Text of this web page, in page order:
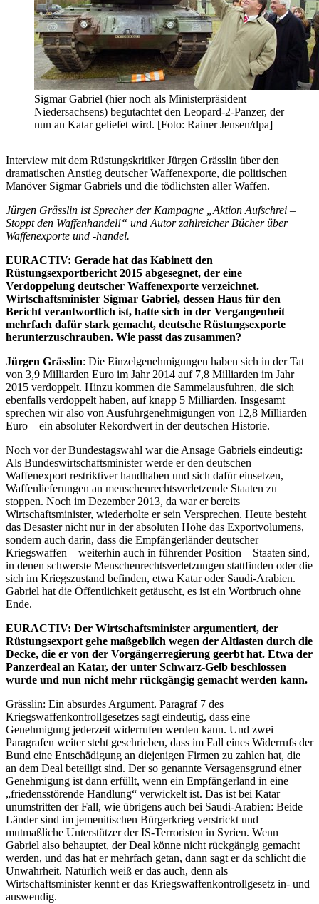
Sigmar Gabriel (hier noch als Ministerpräsident
Niedersachsens) begutachtet den Leopard-2-Panzer, der
nun an Katar geliefet wird. [Foto: Rainer Jensen/dpa]
Interview mit dem Rüstungskritiker Jürgen Grässlin über den
dramatischen Anstieg deutscher Waffenexporte, die politischen
Manöver Sigmar Gabriels und die tödlichsten aller Waffen.
Jürgen Grässlin ist Sprecher der Kampagne „Aktion Aufschrei –
Stoppt den Waffenhandel!“ und Autor zahlreicher Bücher über
Waffenexporte und -handel.
EURACTIV: Gerade hat das Kabinett den
Rüstungsexportbericht 2015 abgesegnet, der eine
Verdoppelung deutscher Waffenexporte verzeichnet.
Wirtschaftsminister Sigmar Gabriel, dessen Haus für den
Bericht verantwortlich ist, hatte sich in der Vergangenheit
mehrfach dafür stark gemacht, deutsche Rüstungsexporte
herunterzuschrauben. Wie passt das zusammen?
Jürgen Grässlin: Die Einzelgenehmigungen haben sich in der Tat
von 3,9 Milliarden Euro im Jahr 2014 auf 7,8 Milliarden im Jahr
2015 verdoppelt. Hinzu kommen die Sammelausfuhren, die sich
ebenfalls verdoppelt haben, auf knapp 5 Milliarden. Insgesamt
sprechen wir also von Ausfuhrgenehmigungen von 12,8 Milliarden
Euro – ein absoluter Rekordwert in der deutschen Historie.
Noch vor der Bundestagswahl war die Ansage Gabriels eindeutig:
Als Bundeswirtschaftsminister werde er den deutschen
Waffenexport restriktiver handhaben und sich dafür einsetzen,
Waffenlieferungen an menschenrechtsverletzende Staaten zu
stoppen. Noch im Dezember 2013, da war er bereits
Wirtschaftsminister, wiederholte er sein Versprechen. Heute besteht
das Desaster nicht nur in der absoluten Höhe das Exportvolumens,
sondern auch darin, dass die Empfängerländer deutscher
Kriegswaffen – weiterhin auch in führender Position – Staaten sind,
in denen schwerste Menschenrechtsverletzungen stattfinden oder die
sich im Kriegszustand befinden, etwa Katar oder Saudi-Arabien.
Gabriel hat die Öffentlichkeit getäuscht, es ist ein Wortbruch ohne
Ende.
EURACTIV: Der Wirtschaftsminister argumentiert, der
Rüstungsexport gehe maßgeblich wegen der Altlasten durch die
Decke, die er von der Vorgängerregierung geerbt hat. Etwa der
Panzerdeal an Katar, der unter Schwarz-Gelb beschlossen
wurde und nun nicht mehr rückgängig gemacht werden kann.
Grässlin: Ein absurdes Argument. Paragraf 7 des
Kriegswaffenkontrollgesetzes sagt eindeutig, dass eine
Genehmigung jederzeit widerrufen werden kann. Und zwei
Paragrafen weiter steht geschrieben, dass im Fall eines Widerrufs der
Bund eine Entschädigung an diejenigen Firmen zu zahlen hat, die
an dem Deal beteiligt sind. Der so genannte Versagensgrund einer
Genehmigung ist dann erfüllt, wenn ein Empfängerland in eine
„friedensstörende Handlung“ verwickelt ist. Das ist bei Katar
unumstritten der Fall, wie übrigens auch bei Saudi-Arabien: Beide
Länder sind im jemenitischen Bürgerkrieg verstrickt und
mutmaßliche Unterstützer der IS-Terroristen in Syrien. Wenn
Gabriel also behauptet, der Deal könne nicht rückgängig gemacht
werden, und das hat er mehrfach getan, dann sagt er da schlicht die
Unwahrheit. Natürlich weiß er das auch, denn als
Wirtschaftsminister kennt er das Kriegswaffenkontrollgesetz in- und
auswendig.